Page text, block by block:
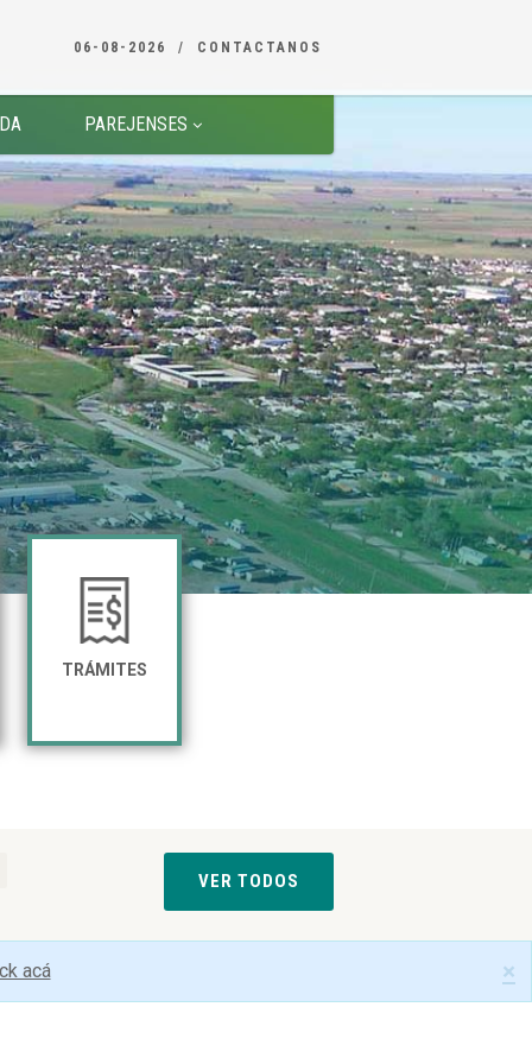
06-08-2026 CONTACTANOS
PAREJENSES
TRÁMITES
VER TODOS
×
acá